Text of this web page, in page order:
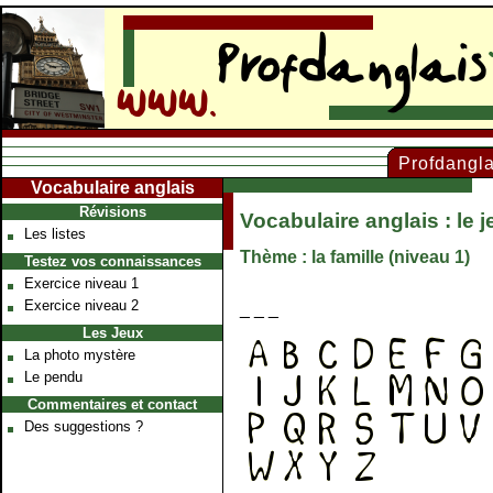
Web www.profdanglais.com
Vocabulaire anglais : le
Thème : la famille (niveau 1)
Vocabulaire anglais
Révisions
Les listes
Testez vos connaissances
Exercice niveau 1
Exercice niveau 2
Les Jeux
La photo mystère
Le pendu
Commentaires et contact
Des suggestions ?